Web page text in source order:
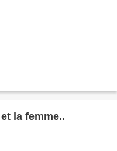
la femme..